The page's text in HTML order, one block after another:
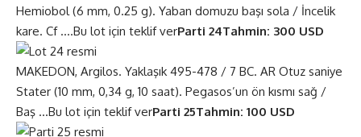
Hemiobol (6 mm, 0.25 g). Yaban domuzu başı sola / İncelik
kare. Cf ….Bu lot için teklif verParti 24Tahmin: 300 USD
MAKEDON, Argilos. Yaklaşık 495-478 / 7 BC. AR Otuz saniye
Stater (10 mm, 0,34 g, 10 saat). Pegasos’un ön kısmı sağ /
Baş …Bu lot için teklif verParti 25Tahmin: 100 USD